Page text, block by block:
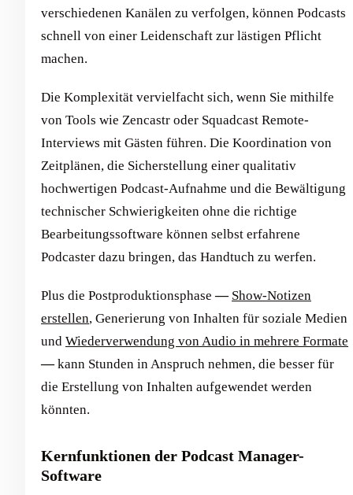
verschiedenen Kanälen zu verfolgen, können Podcasts
schnell von einer Leidenschaft zur lästigen Pflicht
machen.
Die Komplexität vervielfacht sich, wenn Sie mithilfe
von Tools wie Zencastr oder Squadcast Remote-
Interviews mit Gästen führen. Die Koordination von
Zeitplänen, die Sicherstellung einer qualitativ
hochwertigen Podcast-Aufnahme und die Bewältigung
technischer Schwierigkeiten ohne die richtige
Bearbeitungssoftware können selbst erfahrene
Podcaster dazu bringen, das Handtuch zu werfen.
Plus die Postproduktionsphase— Show-Notizen
erstellen, Generierung von Inhalten für soziale Medien
und Wiederverwendung von Audio in mehrere Formate
—kann Stunden in Anspruch nehmen, die besser für
die Erstellung von Inhalten aufgewendet werden
könnten.
Kernfunktionen der Podcast Manager-
Software